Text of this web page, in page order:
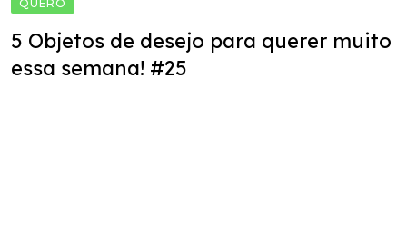
QUERO
5 Objetos de desejo para querer muito
essa semana! #25